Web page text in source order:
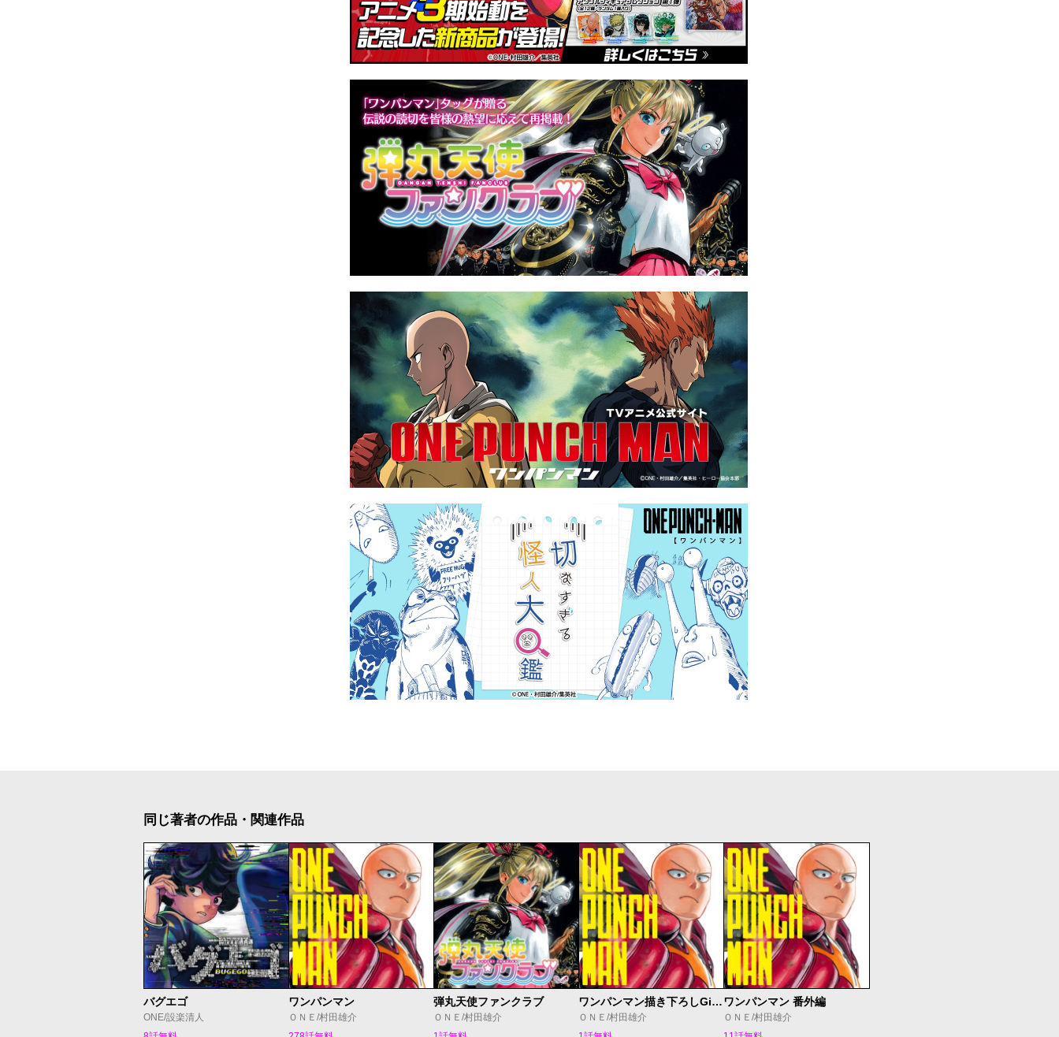
同じ著者の作品・関連作品
バグエゴ
ONE/設楽清人
ワンパンマン
ＯＮＥ/村田雄介
弾丸天使ファンクラブ
ＯＮＥ/村田雄介
ワンパンマン描き下ろしGifアニメーション
ＯＮＥ/村田雄介
ワンパンマン 番外編
ＯＮＥ/村田雄介